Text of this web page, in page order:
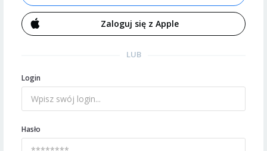
Zaloguj się z Apple
LUB
Login
Hasło